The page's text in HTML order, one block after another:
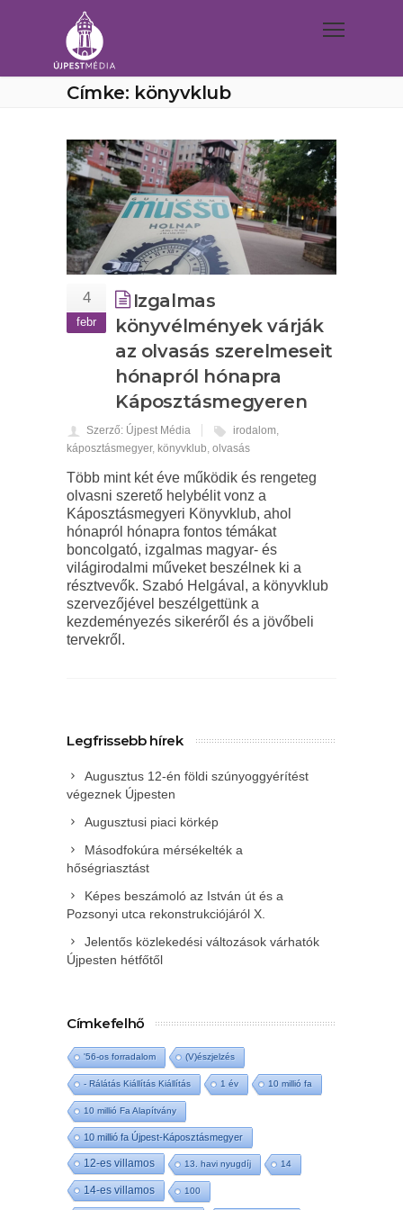
Címke: könyvklub
4
febr
Izgalmas
könyvélmények várják
az olvasás szerelmeseit
hónapról hónapra
Káposztásmegyeren
Szerző: Újpest Média irodalom,
káposztásmegyer, könyvklub, olvasás
Több mint két éve működik és rengeteg
olvasni szerető helybélit vonz a
Káposztásmegyeri Könyvklub, ahol
hónapról hónapra fontos témákat
boncolgató, izgalmas magyar- és
világirodalmi műveket beszélnek ki a
résztvevők. Szabó Helgával, a könyvklub
szervezőjével beszélgettünk a
kezdeményezés sikeréről és a jövőbeli
tervekről.
Legfrissebb hírek
Augusztus 12-én földi szúnyoggyérítést
végeznek Újpesten
Augusztusi piaci körkép
Másodfokúra mérsékelték a
hőségriasztást
Képes beszámoló az István út és a
Pozsonyi utca rekonstrukciójáról X.
Jelentős közlekedési változások várhatók
Újpesten hétfőtől
Címkefelhő
'56-os forradalom (V)észjelzés
- Rálátás Kiállítás Kiállítás 1 év 10 millió fa
10 millió Fa Alapítvány
10 millió fa Újpest-Káposztásmegyer
12-es villamos 13. havi nyugdíj 14
14-es villamos 100